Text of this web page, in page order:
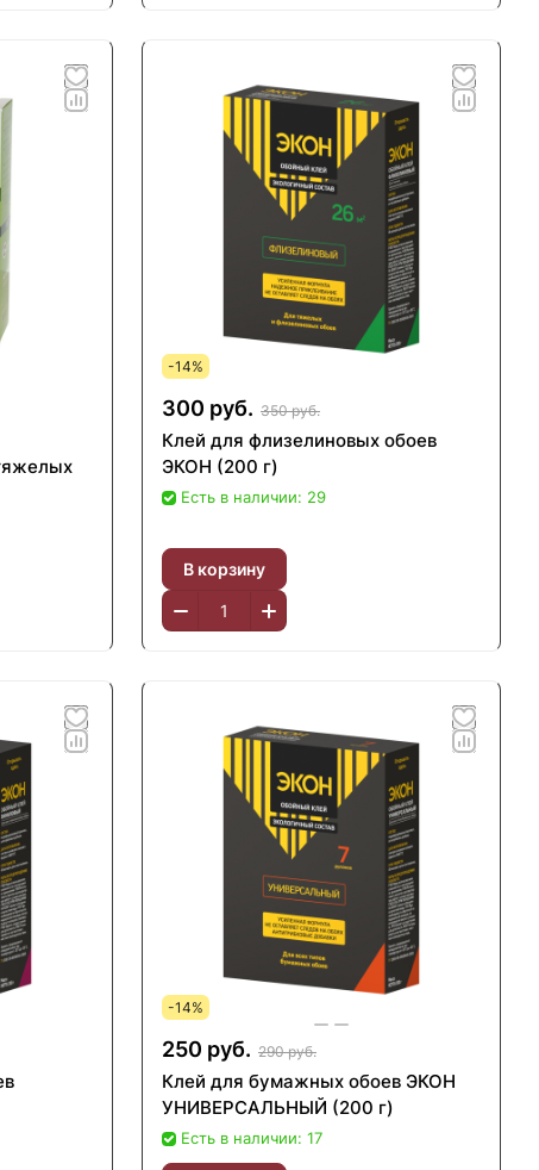
-14%
300 руб. 350 руб.
Клей для флизелиновых обоев
ЭКОН (200 г)
Есть в наличии: 29
В корзину
-14%
250 руб. 290 руб.
Клей для бумажных обоев ЭКОН
УНИВЕРСАЛЬНЫЙ (200 г)
Есть в наличии: 17